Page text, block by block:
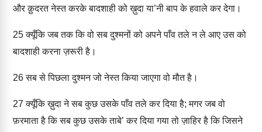
और क़ुदरत नेस्त करके बादशाही को ख़ुदा या’नी बाप के हवाले कर देगा।
25क्यूँकि जब तक कि वो सब दुश्मनों को अपने पाँव तले न ले आए उस को
बादशाही करना ज़रूरी है।
26सब से पिछला दुश्मन जो नेस्त किया जाएगा वो मौत है।
27 क्यूँकि ख़ुदा ने सब कुछ उसके पाँव तले कर दिया है; मगर जब वो
फ़रमाता है कि सब कुछ उसके ताबे’ कर दिया गया तो ज़ाहिर है कि जिसने